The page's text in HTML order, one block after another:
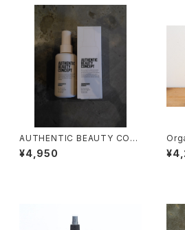
AUTHENTIC BEAUTY CON
CEPT Enhancing Water
¥4,950
[オ